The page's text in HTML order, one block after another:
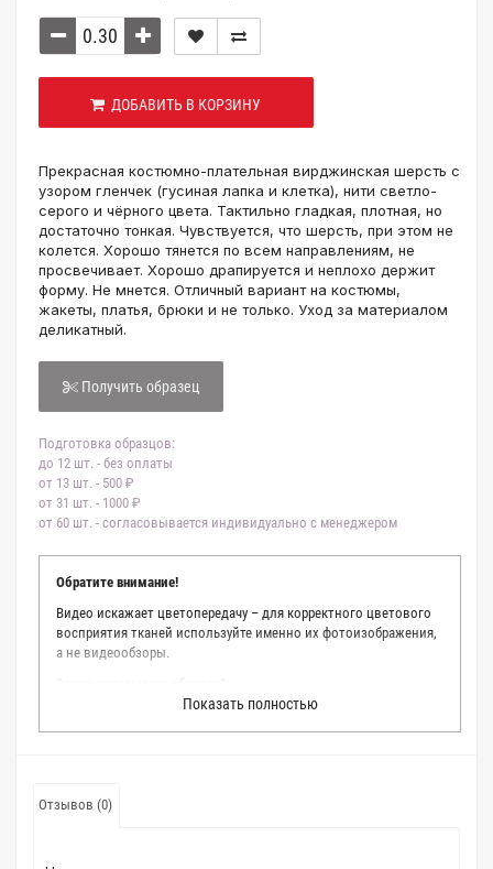
ДОБАВИТЬ В КОРЗИНУ
Прекрасная костюмно-плательная вирджинская шерсть с
узором гленчек (гусиная лапка и клетка), нити светло-
серого и чёрного цвета. Тактильно гладкая, плотная, но
достаточно тонкая. Чувствуется, что шерсть, при этом не
колется. Хорошо тянется по всем направлениям, не
просвечивает. Хорошо драпируется и неплохо держит
форму. Не мнется. Отличный вариант на костюмы,
жакеты, платья, брюки и не только. Уход за материалом
деликатный.
Получить образец
Подготовка образцов:
до 12 шт. - без оплаты
от 13 шт. - 500 ₽
от 31 шт. - 1000 ₽
от 60 шт. - согласовывается индивидуально с менеджером
Обратите внимание!
Видео искажает цветопередачу – для корректного цветового
восприятия тканей используйте именно их фотоизображения,
а не видеообзоры.
Мы делаем все возможное, чтобы точно описать цвет каждой
ткани из нашего каталога. Мы осматриваем и фотографируем
точное соответствие цветов из-за одного простого факта:
Показать полностью
Отзывов (0)